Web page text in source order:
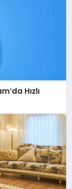
Hızlı